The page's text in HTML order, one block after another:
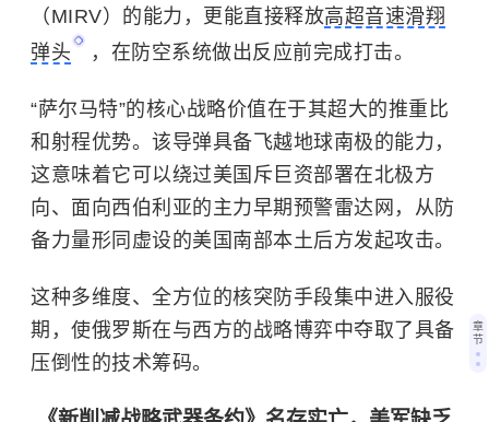
（MIRV）的能力，更能直接释放高超音速滑翔
弹头
，在防空系统做出反应前完成打击。
“萨尔马特”的核心战略价值在于其超大的推重比
和射程优势。该导弹具备飞越地球南极的能力，
这意味着它可以绕过美国斥巨资部署在北极方
向、面向西伯利亚的主力早期预警雷达网，从防
备力量形同虚设的美国南部本土后方发起攻击。
这种多维度、全方位的核突防手段集中进入服役
期，使俄罗斯在与西方的战略博弈中夺取了具备
压倒性的技术筹码。
章
节